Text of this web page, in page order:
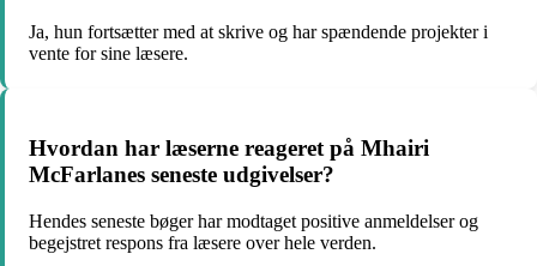
Ja, hun fortsætter med at skrive og har spændende projekter i
vente for sine læsere.
Hvordan har læserne reageret på Mhairi
McFarlanes seneste udgivelser?
Hendes seneste bøger har modtaget positive anmeldelser og
begejstret respons fra læsere over hele verden.